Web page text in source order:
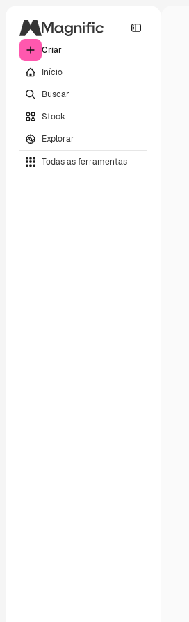
Criar
Início
Buscar
Stock
Explorar
Todas as ferramentas